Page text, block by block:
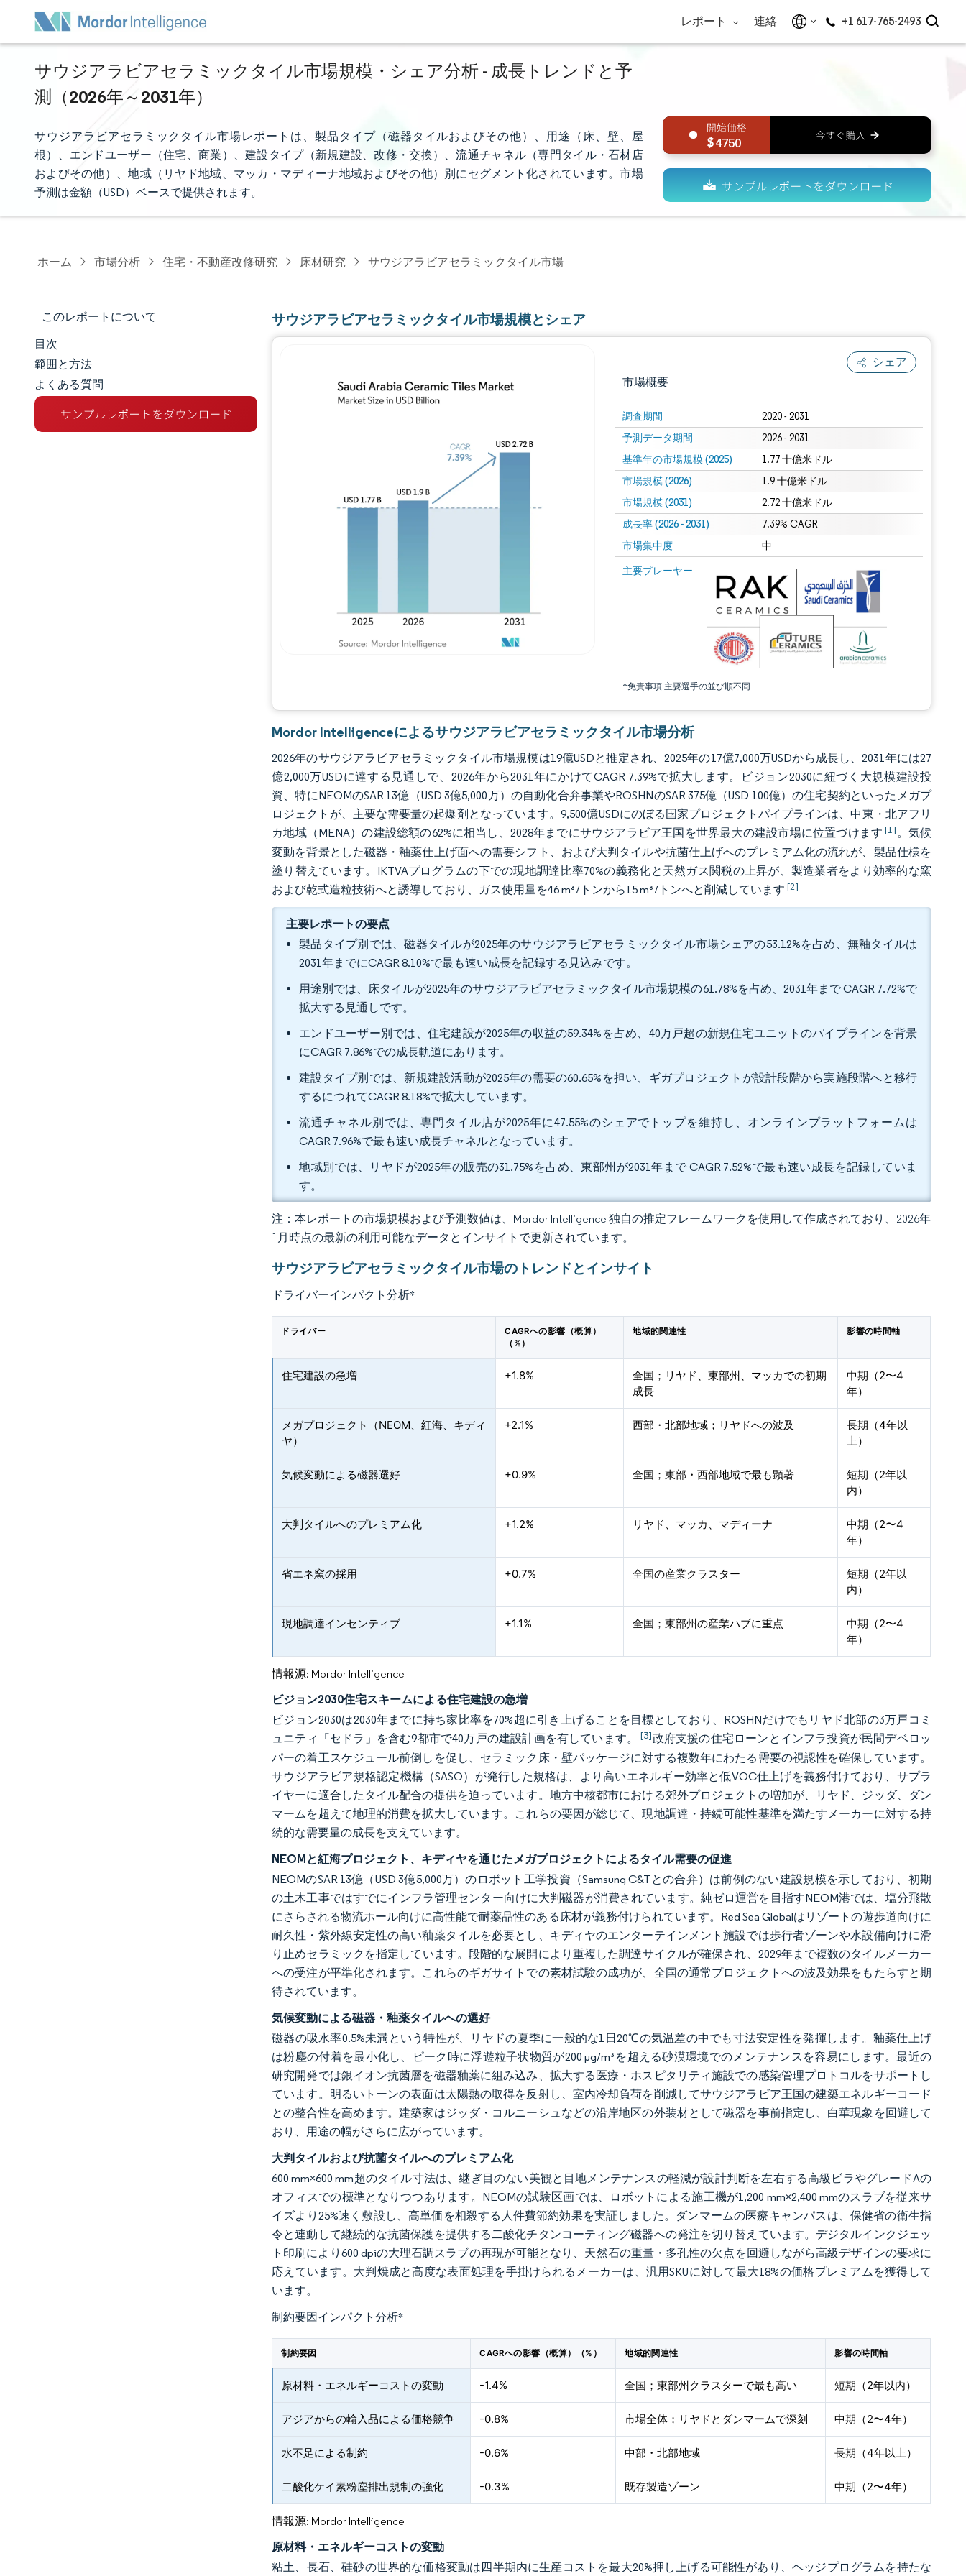
レポート 連絡 +1 617-765-2493
サウジアラビアセラミックタイル市場規模・シェア分析 - 成長トレンドと予
測（2026年～2031年）
サウジアラビアセラミックタイル市場レポートは、製品タイプ（磁器タイルおよびその他）、用途（床、壁、屋
根）、エンドユーザー（住宅、商業）、建設タイプ（新規建設、改修・交換）、流通チャネル（専門タイル・石材店
およびその他）、地域（リヤド地域、マッカ・マディーナ地域およびその他）別にセグメント化されています。市場
予測は金額（USD）ベースで提供されます。
4750
ホーム 市場分析 住宅・不動産改修研究 床材研究 サウジアラビアセラミックタイル市場
このレポートについて
市場規模とシェア
市場分析
トレンドとインサイト
目次
範囲と方法
よくある質問
サウジアラビアセラミックタイル市場規模とシェア
シェア
市場概要
調査期間 2020 - 2031
予測データ期間 2026 - 2031
基準年の市場規模 (2025) 1.77 十億米ドル
市場規模 (2026) 1.9 十億米ドル
市場規模 (2031) 2.72 十億米ドル
成長率 (2026 - 2031) 7.39% CAGR
市場集中度 中
主要プレーヤー
*免責事項:主要選手の並び順不同
画像 © Mordor Intelligence。再利用にはCC BY 4.0の表示が必要です。
画像 © Mordor Intelligence。再利用にはCC BY 4.0の表示が必要です。
Mordor Intelligenceによるサウジアラビアセラミックタイル市場分析
2026年のサウジアラビアセラミックタイル市場規模は19億USDと推定され、2025年の17億7,000万USDから成長し、2031年には27
億2,000万USDに達する見通しで、2026年から2031年にかけてCAGR 7.39%で拡大します。ビジョン2030に紐づく大規模建設投
資、特にNEOMのSAR 13億（USD 3億5,000万）の自動化合弁事業やROSHNのSAR 375億（USD 100億）の住宅契約といったメガプ
ロジェクトが、主要な需要量の起爆剤となっています。9,500億USDにのぼる国家プロジェクトパイプラインは、中東・北アフリ
カ地域（MENA）の建設総額の62%に相当し、2028年までにサウジアラビア王国を世界最大の建設市場に位置づけます[1]。気候
変動を背景とした磁器・釉薬仕上げ面への需要シフト、および大判タイルや抗菌仕上げへのプレミアム化の流れが、製品仕様を
塗り替えています。IKTVAプログラムの下での現地調達比率70%の義務化と天然ガス関税の上昇が、製造業者をより効率的な窯
および乾式造粒技術へと誘導しており、ガス使用量を46 m³/トンから15 m³/トンへと削減しています[2]
主要レポートの要点
製品タイプ別では、磁器タイルが2025年のサウジアラビアセラミックタイル市場シェアの53.12%を占め、無釉タイルは
2031年までにCAGR 8.10%で最も速い成長を記録する見込みです。
用途別では、床タイルが2025年のサウジアラビアセラミックタイル市場規模の61.78%を占め、2031年まで CAGR 7.72%で
拡大する見通しです。
エンドユーザー別では、住宅建設が2025年の収益の59.34%を占め、40万戸超の新規住宅ユニットのパイプラインを背景
にCAGR 7.86%での成長軌道にあります。
建設タイプ別では、新規建設活動が2025年の需要の60.65%を担い、ギガプロジェクトが設計段階から実施段階へと移行
するにつれてCAGR 8.18%で拡大しています。
流通チャネル別では、専門タイル店が2025年に47.55%のシェアでトップを維持し、オンラインプラットフォームは
CAGR 7.96%で最も速い成長チャネルとなっています。
地域別では、リヤドが2025年の販売の31.75%を占め、東部州が2031年まで CAGR 7.52%で最も速い成長を記録していま
す。
注：本レポートの市場規模および予測数値は、Mordor Intelligence 独自の推定フレームワークを使用して作成されており、2026年
1月時点の最新の利用可能なデータとインサイトで更新されています。
サウジアラビアセラミックタイル市場のトレンドとインサイト
ドライバーインパクト分析*
ドライバー
CAGRへの影響（概算）
（%）
地域的関連性 影響の時間軸
住宅建設の急増 +1.8%
全国；リヤド、東部州、マッカでの初期
成長
中期（2〜4
年）
メガプロジェクト（NEOM、紅海、キディ
ヤ）
+2.1% 西部・北部地域；リヤドへの波及
長期（4年以
上）
気候変動による磁器選好 +0.9% 全国；東部・西部地域で最も顕著
短期（2年以
内）
大判タイルへのプレミアム化 +1.2% リヤド、マッカ、マディーナ
中期（2〜4
年）
省エネ窯の採用 +0.7% 全国の産業クラスター
短期（2年以
内）
現地調達インセンティブ +1.1% 全国；東部州の産業ハブに重点
中期（2〜4
年）
情報源: Mordor Intelligence
ビジョン2030住宅スキームによる住宅建設の急増
ビジョン2030は2030年までに持ち家比率を70%超に引き上げることを目標としており、ROSHNだけでもリヤド北部の3万戸コミ
ュニティ「セドラ」を含む9都市で40万戸の建設計画を有しています。[3]政府支援の住宅ローンとインフラ投資が民間デベロッ
パーの着工スケジュール前倒しを促し、セラミック床・壁パッケージに対する複数年にわたる需要の視認性を確保しています。
サウジアラビア規格認定機構（SASO）が発行した規格は、より高いエネルギー効率と低VOC仕上げを義務付けており、サプラ
イヤーに適合したタイル配合の提供を迫っています。地方中核都市における郊外プロジェクトの増加が、リヤド、ジッダ、ダン
マームを超えて地理的消費を拡大しています。これらの要因が総じて、現地調達・持続可能性基準を満たすメーカーに対する持
続的な需要量の成長を支えています。
NEOMと紅海プロジェクト、キディヤを通じたメガプロジェクトによるタイル需要の促進
NEOMのSAR 13億（USD 3億5,000万）のロボット工学投資（Samsung C&Tとの合弁）は前例のない建設規模を示しており、初期
の土木工事ではすでにインフラ管理センター向けに大判磁器が消費されています。純ゼロ運営を目指すNEOM港では、塩分飛散
にさらされる物流ホール向けに高性能で耐薬品性のある床材が義務付けられています。Red Sea Globalはリゾートの遊歩道向けに
耐久性・紫外線安定性の高い釉薬タイルを必要とし、キディヤのエンターテインメント施設では歩行者ゾーンや水設備向けに滑
り止めセラミックを指定しています。段階的な展開により重複した調達サイクルが確保され、2029年まで複数のタイルメーカー
への受注が平準化されます。これらのギガサイトでの素材試験の成功が、全国の通常プロジェクトへの波及効果をもたらすと期
待されています。
気候変動による磁器・釉薬タイルへの選好
磁器の吸水率0.5%未満という特性が、リヤドの夏季に一般的な1日20℃の気温差の中でも寸法安定性を発揮します。釉薬仕上げ
は粉塵の付着を最小化し、ピーク時に浮遊粒子状物質が200 µg/m³を超える砂漠環境でのメンテナンスを容易にします。最近の
研究開発では銀イオン抗菌層を磁器釉薬に組み込み、拡大する医療・ホスピタリティ施設での感染管理プロトコルをサポートし
ています。明るいトーンの表面は太陽熱の取得を反射し、室内冷却負荷を削減してサウジアラビア王国の建築エネルギーコード
との整合性を高めます。建築家はジッダ・コルニーシュなどの沿岸地区の外装材として磁器を事前指定し、白華現象を回避して
おり、用途の幅がさらに広がっています。
大判タイルおよび抗菌タイルへのプレミアム化
600 mm×600 mm超のタイル寸法は、継ぎ目のない美観と目地メンテナンスの軽減が設計判断を左右する高級ビラやグレードAの
オフィスでの標準となりつつあります。NEOMの試験区画では、ロボットによる施工機が1,200 mm×2,400 mmのスラブを従来サ
イズより25%速く敷設し、高単価を相殺する人件費節約効果を実証しました。ダンマームの医療キャンパスは、保健省の衛生指
令と連動して継続的な抗菌保護を提供する二酸化チタンコーティング磁器への発注を切り替えています。デジタルインクジェッ
ト印刷により600 dpiの大理石調スラブの再現が可能となり、天然石の重量・多孔性の欠点を回避しながら高級デザインの要求に
応えています。大判焼成と高度な表面処理を手掛けられるメーカーは、汎用SKUに対して最大18%の価格プレミアムを獲得して
います。
制約要因インパクト分析*
制約要因 CAGRへの影響（概算）（%） 地域的関連性 影響の時間軸
原材料・エネルギーコストの変動 -1.4% 全国；東部州クラスターで最も高い 短期（2年以内）
アジアからの輸入品による価格競争 -0.8% 市場全体；リヤドとダンマームで深刻 中期（2〜4年）
水不足による制約 -0.6% 中部・北部地域 長期（4年以上）
二酸化ケイ素粉塵排出規制の強化 -0.3% 既存製造ゾーン 中期（2〜4年）
情報源: Mordor Intelligence
原材料・エネルギーコストの変動
粘土、長石、硅砂の世界的な価格変動は四半期内に生産コストを最大20%押し上げる可能性があり、ヘッジプログラムを持たな